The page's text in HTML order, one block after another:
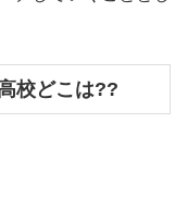
校どこは??